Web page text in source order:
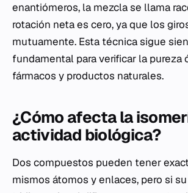
enantiómeros, la mezcla se llama
rotación neta es cero, ya que los
mutuamente. Esta técnica sigue
fundamental para verificar la pureza
fármacos y productos naturales.
¿Cómo afecta la
actividad biológica?
Dos compuestos pueden tener
mismos átomos y enlaces, pero si